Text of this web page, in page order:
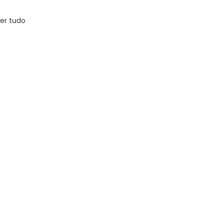
tudo